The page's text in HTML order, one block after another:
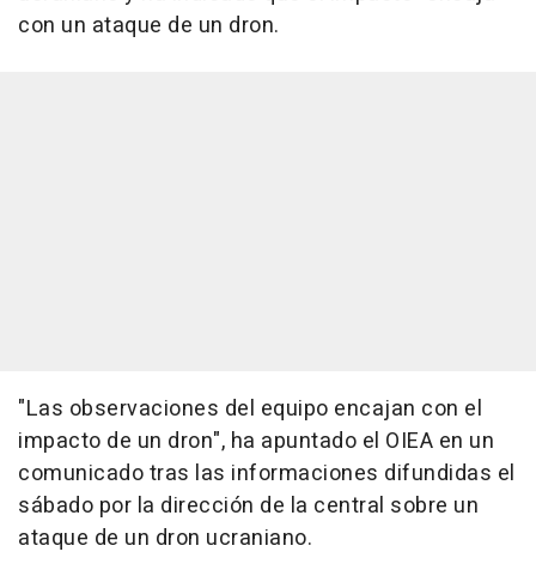
con un ataque de un dron.
"Las observaciones del equipo encajan con el
impacto de un dron", ha apuntado el OIEA en un
comunicado tras las informaciones difundidas el
sábado por la dirección de la central sobre un
ataque de un dron ucraniano.